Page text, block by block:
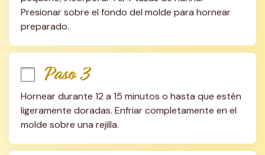
Presionar sobre el fondo del molde para hornear
preparado.
Paso 3
Hornear durante 12 a 15 minutos o hasta que estén
ligeramente doradas. Enfriar completamente en el
molde sobre una rejilla.